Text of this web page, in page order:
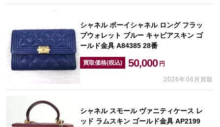
シャネル ボーイシャネル ロング フラッ
プウォレット ブルー キャビアスキン ゴ
ールド金具 A84385 28番
買取価格(税込) 50,000 円
2026年06月買取
シャネル スモール ヴァニティケース レ
ッド ラムスキン ゴールド金具 AP2199